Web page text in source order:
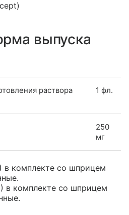
выпуска
раствора
1 фл.
250
мг
в комплекте со шприцем
в комплекте со шприцем